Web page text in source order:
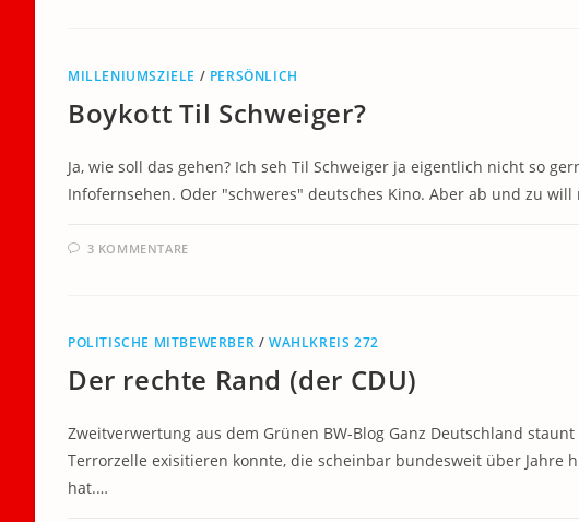
MILLENIUMSZIELE / PERSÖNLICH
Boykott Til Schweiger?
Ja, wie soll das gehen? Ich seh Til Schweiger ja eigentlich nicht so
Infofernsehen. Oder "schweres" deutsches Kino. Aber ab und zu will
3 KOMMENTARE
POLITISCHE MITBEWERBER /WAHLKREIS 272
Der rechte Rand (der CDU)
Zweitverwertung aus dem Grünen BW-Blog Ganz Deutschland
Terrorzelle exisitieren konnte, die scheinbar bundesweit über
hat.…